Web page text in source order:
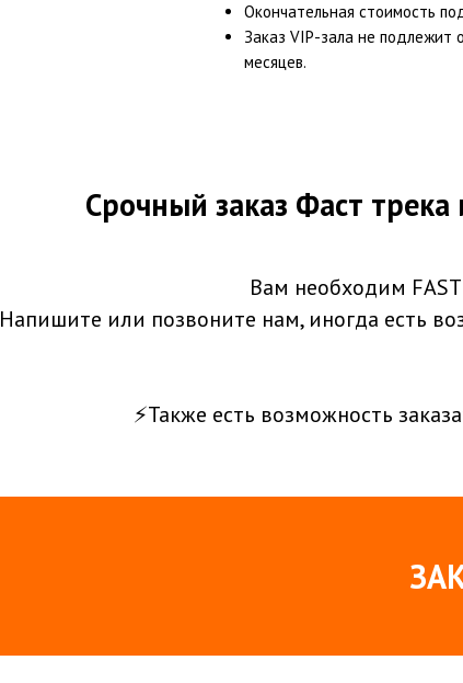
Окончательная стоимость
Заказ VIP-зала не подлежит
месяцев.
Срочный заказ Фаст
Вам необходим
Напишите или позвоните нам, иногда есть
⚡Также есть возможность